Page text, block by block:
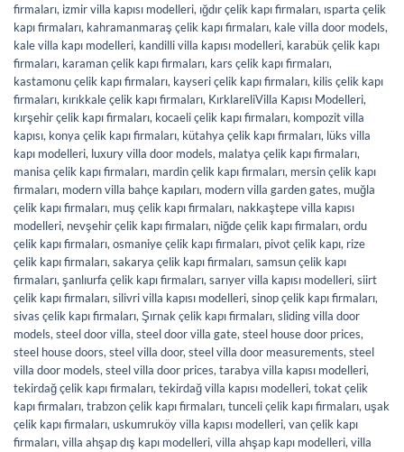
firmaları, izmir villa kapısı modelleri, ığdır çelik kapı firmaları, ısparta çelik
kapı firmaları, kahramanmaraş çelik kapı firmaları, kale villa door models,
kale villa kapı modelleri, kandilli villa kapısı modelleri, karabük çelik kapı
firmaları, karaman çelik kapı firmaları, kars çelik kapı firmaları,
kastamonu çelik kapı firmaları, kayseri çelik kapı firmaları, kilis çelik kapı
firmaları, kırıkkale çelik kapı firmaları, KırklareliVilla Kapısı Modelleri,
kırşehir çelik kapı firmaları, kocaeli çelik kapı firmaları, kompozit villa
kapısı, konya çelik kapı firmaları, kütahya çelik kapı firmaları, lüks villa
kapı modelleri, luxury villa door models, malatya çelik kapı firmaları,
manisa çelik kapı firmaları, mardin çelik kapı firmaları, mersin çelik kapı
firmaları, modern villa bahçe kapıları, modern villa garden gates, muğla
çelik kapı firmaları, muş çelik kapı firmaları, nakkaştepe villa kapısı
modelleri, nevşehir çelik kapı firmaları, niğde çelik kapı firmaları, ordu
çelik kapı firmaları, osmaniye çelik kapı firmaları, pivot çelik kapı, rize
çelik kapı firmaları, sakarya çelik kapı firmaları, samsun çelik kapı
firmaları, şanlıurfa çelik kapı firmaları, sarıyer villa kapısı modelleri, siirt
çelik kapı firmaları, silivri villa kapısı modelleri, sinop çelik kapı firmaları,
sivas çelik kapı firmaları, Şırnak çelik kapı firmaları, sliding villa door
models, steel door villa, steel door villa gate, steel house door prices,
steel house doors, steel villa door, steel villa door measurements, steel
villa door models, steel villa door prices, tarabya villa kapısı modelleri,
tekirdağ çelik kapı firmaları, tekirdağ villa kapısı modelleri, tokat çelik
kapı firmaları, trabzon çelik kapı firmaları, tunceli çelik kapı firmaları, uşak
çelik kapı firmaları, uskumruköy villa kapısı modelleri, van çelik kapı
firmaları, villa ahşap dış kapı modelleri, villa ahşap kapı modelleri, villa